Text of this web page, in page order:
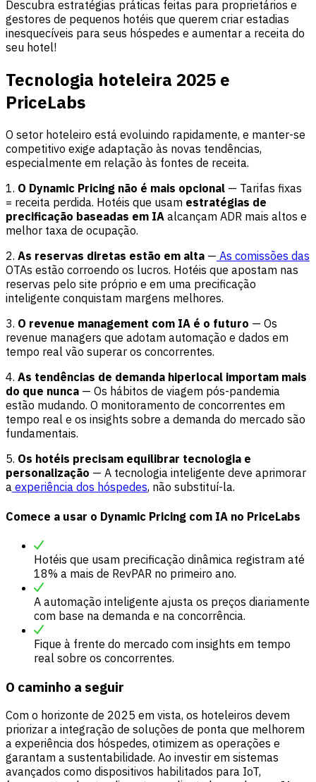
Descubra estratégias práticas feitas para proprietários e
gestores de pequenos hotéis que querem criar estadias
inesquecíveis para seus hóspedes e aumentar a receita do
seu hotel!
Tecnologia hoteleira 2025 e
PriceLabs
O setor hoteleiro está evoluindo rapidamente, e manter-se
competitivo exige adaptação às novas tendências,
especialmente em relação às fontes de receita.
1️. O Dynamic Pricing não é mais opcional — Tarifas fixas
= receita perdida. Hotéis que usam estratégias de
precificação baseadas em IA alcançam ADR mais altos e
melhor taxa de ocupação.
2. As reservas diretas estão em alta — As comissões das
OTAs estão corroendo os lucros. Hotéis que apostam nas
reservas pelo site próprio e em uma precificação
inteligente conquistam margens melhores.
3. O revenue management com IA é o futuro — Os
revenue managers que adotam automação e dados em
tempo real vão superar os concorrentes.
4. As tendências de demanda hiperlocal importam mais
do que nunca — Os hábitos de viagem pós-pandemia
estão mudando. O monitoramento de concorrentes em
tempo real e os insights sobre a demanda do mercado são
fundamentais.
5. Os hotéis precisam equilibrar tecnologia e
personalização — A tecnologia inteligente deve aprimorar
a experiência dos hóspedes, não substituí-la.
Comece a usar o Dynamic Pricing com IA no PriceLabs
Hotéis que usam precificação dinâmica registram até
18% a mais de RevPAR no primeiro ano.
A automação inteligente ajusta os preços diariamente
com base na demanda e na concorrência.
Fique à frente do mercado com insights em tempo
real sobre os concorrentes.
O caminho a seguir
Com o horizonte de 2025 em vista, os hoteleiros devem
priorizar a integração de soluções de ponta que melhorem
a experiência dos hóspedes, otimizem as operações e
garantam a sustentabilidade. Ao investir em sistemas
avançados como dispositivos habilitados para IoT,